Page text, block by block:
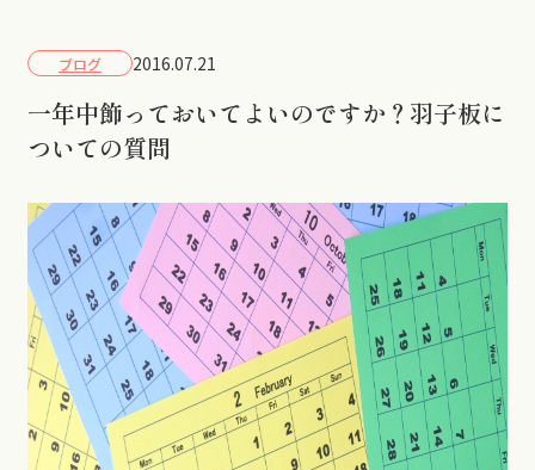
ブログ 2016.07.21
一年中飾っておいてよいのですか？羽子板に
ついての質問